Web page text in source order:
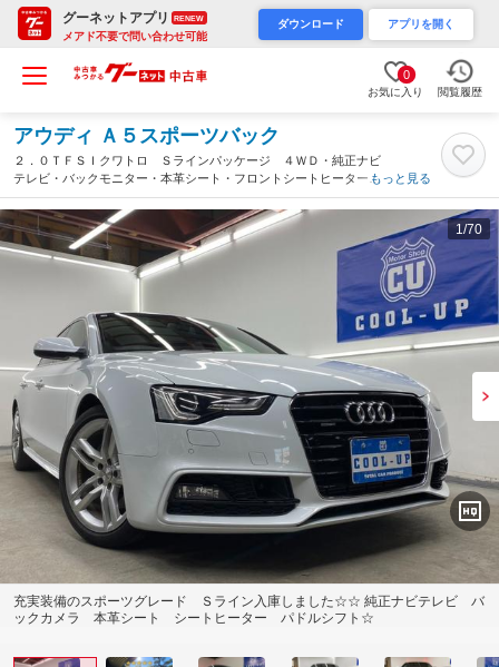
グーネットアプリ RENEW
メアド不要で問い合わせ可能
ダウンロード アプリを開く
0
お気に入り 閲覧履歴
アウディ Ａ５スポーツバック
２．０ＴＦＳＩクワトロ Ｓラインパッケージ ４ＷＤ・純正ナビ
テレビ・バックモニター・本革シート・フロントシートヒーター・
クルーズコントロール・プッシュスタート・パドルシフト・アイド
リングストップ・クリアランスソナー・ＬＥＤヘッドライト・ＥＴ
Ｃ（北海道）
もっと見る
1 /70
充実装備のスポーツグレード Ｓライン入庫しました☆☆ 純正ナビテレビ バ
ックカメラ 本革シート シートヒーター パドルシフト☆